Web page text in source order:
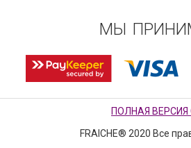
МЫ
ПОЛНАЯ ВЕРСИЯ
FRAICHE® 2020 Все